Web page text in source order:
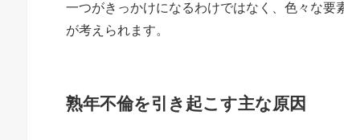
一つがきっかけになるわけではなく、色々な要
が考えられます。
熟年不倫を引き起こす主な原因